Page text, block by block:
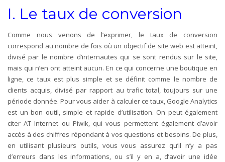
I. Le taux de conversion
Comme nous venons de l’exprimer, le taux de conversion
correspond au nombre de fois où un objectif de site web est atteint,
divisé par le nombre d’internautes qui se sont rendus sur le site,
mais qui n’en ont atteint aucun. En ce qui concerne une boutique en
ligne, ce taux est plus simple et se définit comme le nombre de
clients acquis, divisé par rapport au trafic total, toujours sur une
période donnée. Pour vous aider à calculer ce taux, Google Analytics
est un bon outil, simple et rapide d’utilisation. On peut également
citer AT Internet ou Piwik, qui vous permettent également d’avoir
accès à des chiffres répondant à vos questions et besoins. De plus,
en utilisant plusieurs outils, vous vous assurez qu’il n’y a pas
d’erreurs dans les informations, ou s’il y en a, d’avoir une idée